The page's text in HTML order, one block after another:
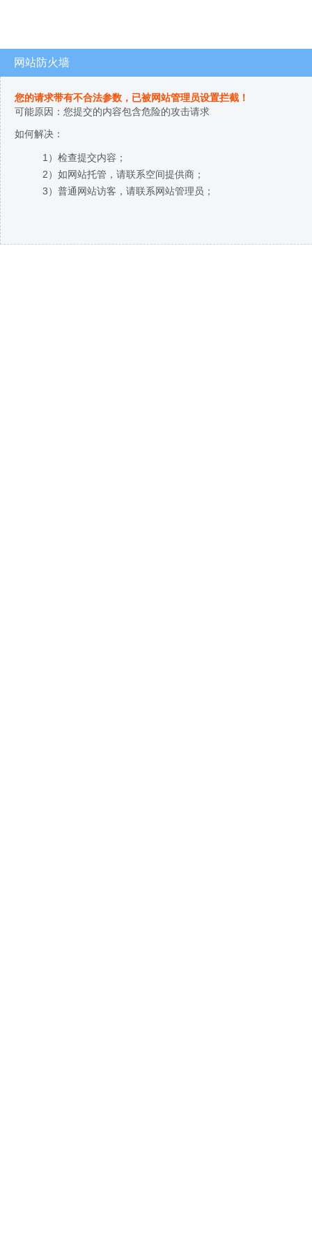
网站防火墙
您的请求带有不合法参数，已被网站管理员设置拦截！
可能原因：您提交的内容包含危险的攻击请求
如何解决：
1）检查提交内容；
2）如网站托管，请联系空间提供商；
3）普通网站访客，请联系网站管理员；